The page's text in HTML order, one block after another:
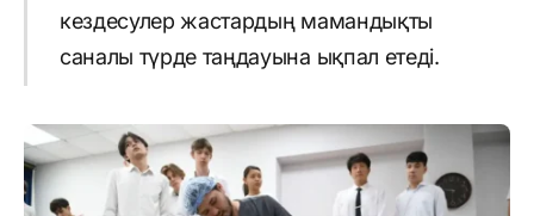
кездесулер жастардың мамандықты
саналы түрде таңдауына ықпал етеді.